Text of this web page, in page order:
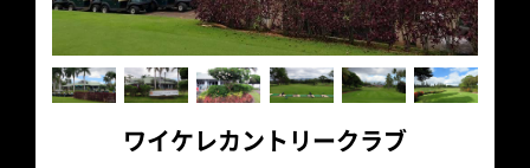
ワイケレカントリークラブ